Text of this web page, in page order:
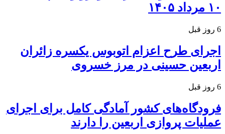
۱۰ مرداد ۱۴۰۵
6 روز قبل
اجرای طرح اعزام اتوبوس یکسره زائران
اربعین حسینی در مرز خسروی
6 روز قبل
فرودگاه‌های کشور آمادگی کامل برای اجرای
عملیات پروازی اربعین را دارند